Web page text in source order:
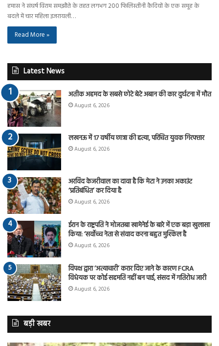
हमास ने संघर्ष विराम समझौते के तहत लगभग 200 फिलिस्तीनी कैदियों के एक समूह के
बदले में चार महिला इजरायली…
Read More »
Latest News
अतीक अहमद के सबसे छोटे बेटे अबान की कार दुर्घटना में मौत
August 6, 2026
लखनऊ में 17 वर्षीय छात्रा की हत्या, परिचित युवक गिरफ्तार
August 6, 2026
अरविंद केजरीवाल का दावा है कि मेटा ने उनका अकाउंट
‘प्रतिबंधित’ कर दिया है
August 6, 2026
ईरान के राष्ट्रपति ने मोजतबा खामेनेई के बारे में एक बड़ा खुलासा
किया: ‘सर्वोच्च नेता से संवाद करना बहुत मुश्किल है
August 6, 2026
विपक्ष द्वारा ‘अत्याचारी’ करार दिए जाने के कारण FCRA
विधेयक पर कोई सहमति नहीं बन पाई, संसद में गतिरोध जारी
August 6, 2026
बड़ी खबर